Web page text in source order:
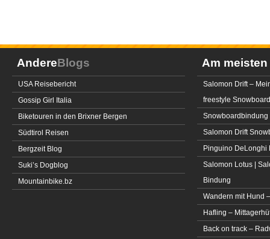
AndereBlogs
USA Reisebericht
Gossip Girl Italia
Biketouren in den Brixner Bergen
Südtirol Reisen
Bergzeit Blog
Suki’s Dogblog
Mountainbike.bz
Am meisten
Salomon Drift –
freestyle Snowboard
Snowboardbindung
Salomon Drift
Pinguino DeLonghi
Salomon Lotus |
Bindung
Wandern mit Hund
Hafling –
Back on track –